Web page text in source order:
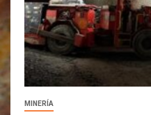
MINERÍA